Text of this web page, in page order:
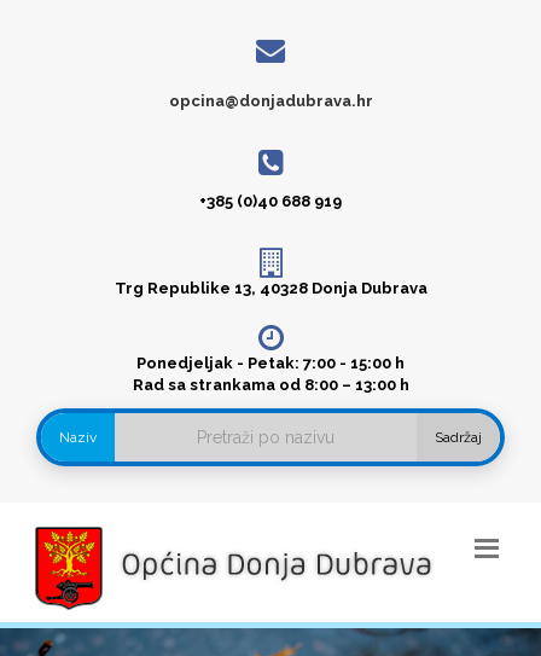
opcina@donjadubrava.hr
+385 (0)40 688 919
Trg Republike 13, 40328 Donja Dubrava
Ponedjeljak - Petak: 7:00 - 15:00 h
Rad sa strankama od 8:00 – 13:00 h
Naziv Sadržaj